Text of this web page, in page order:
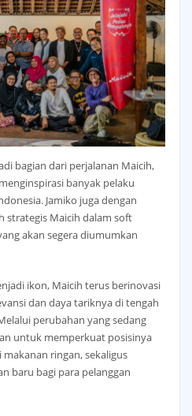
bagian dari perjalanan Maicih,
banyak pelaku
Jamiko juga dengan
strategis Maicih dalam soft
akan segera diumumkan
ikon, Maicih terus berinovasi
dan daya tariknya di tengah
perubahan yang sedang
untuk memperkuat posisinya
ringan, sekaligus
baru bagi para pelanggan